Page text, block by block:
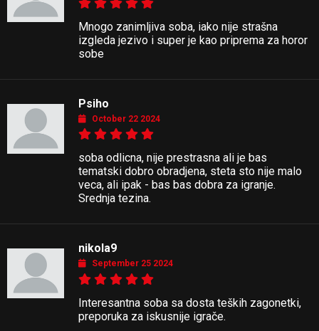
Mnogo zanimljiva soba, iako nije strašna
izgleda jezivo i super je kao priprema za horor
sobe
Psiho
October 22 2024
soba odlicna, nije prestrasna ali je bas
tematski dobro obradjena, steta sto nije malo
veca, ali ipak - bas bas dobra za igranje.
Srednja tezina.
nikola9
September 25 2024
Interesantna soba sa dosta teških zagonetki,
preporuka za iskusnije igrače.